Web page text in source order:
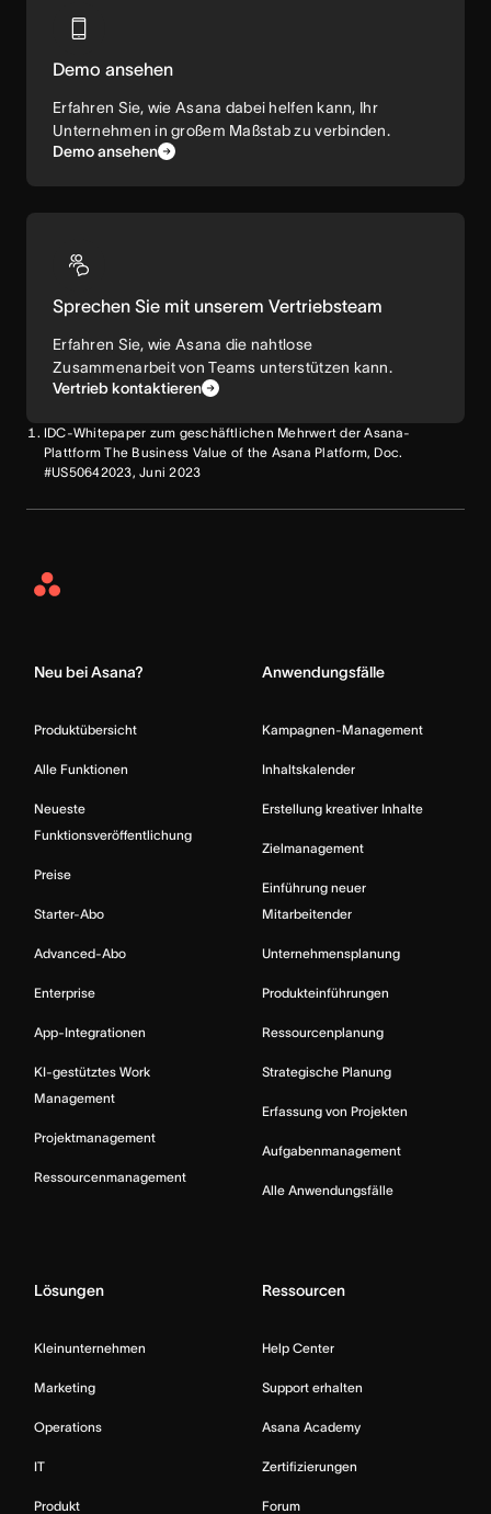
Demo ansehen
Erfahren Sie, wie Asana dabei helfen kann, Ihr
Unternehmen in großem Maßstab zu verbinden.
Demo ansehen
Sprechen Sie mit unserem Vertriebsteam
Erfahren Sie, wie Asana die nahtlose
Zusammenarbeit von Teams unterstützen kann.
Vertrieb kontaktieren
IDC-Whitepaper zum geschäftlichen Mehrwert der Asana-
Plattform The Business Value of the Asana Platform, Doc.
#US50642023, Juni 2023
Asana
Neu bei Asana?
Produktübersicht
Alle Funktionen
Neueste
Funktionsveröffentlichung
Preise
Starter-Abo
Advanced-Abo
Enterprise
App-Integrationen
KI-gestütztes Work
Management
Projektmanagement
Ressourcenmanagement
Anwendungsfälle
Kampagnen-Management
Inhaltskalender
Erstellung kreativer Inhalte
Zielmanagement
Einführung neuer
Mitarbeitender
Unternehmensplanung
Produkteinführungen
Ressourcenplanung
Strategische Planung
Erfassung von Projekten
Aufgabenmanagement
Alle Anwendungsfälle
Lösungen
Kleinunternehmen
Marketing
Operations
IT
Produkt
Ressourcen
Help Center
Support erhalten
Asana Academy
Zertifizierungen
Forum